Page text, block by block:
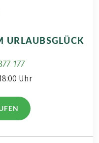
URLAUBSGLÜCK
177
Uhr
ÖFFNET IN NEUEM TAB)